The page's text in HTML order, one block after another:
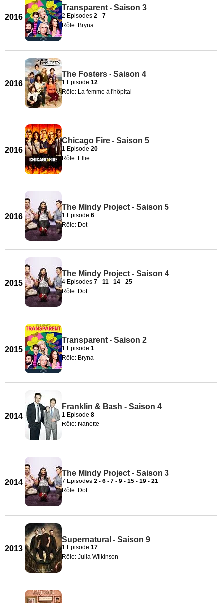
2016
Transparent - Saison 3
2 Episodes 2 - 7
Rôle: Bryna
2016
The Fosters - Saison 4
1 Episode 12
Rôle: La femme à l'hôpital
2016
Chicago Fire - Saison 5
1 Episode 20
Rôle: Ellie
2016
The Mindy Project - Saison 5
1 Episode 6
Rôle: Dot
2015
The Mindy Project - Saison 4
4 Episodes 7 - 11 - 14 - 25
Rôle: Dot
2015
Transparent - Saison 2
1 Episode 1
Rôle: Bryna
2014
Franklin & Bash - Saison 4
1 Episode 8
Rôle: Nanette
2014
The Mindy Project - Saison 3
7 Episodes 2 - 6 - 7 - 9 - 15 - 19 - 21
Rôle: Dot
2013
Supernatural - Saison 9
1 Episode 17
Rôle: Julia Wilkinson